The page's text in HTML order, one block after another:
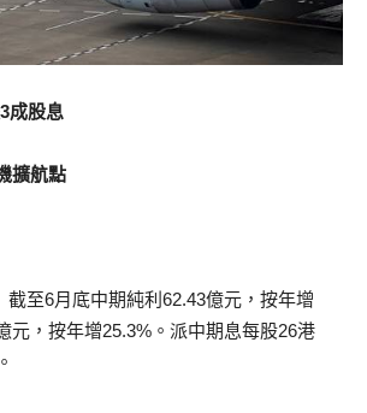
成股息
擴航點
截至6月底中期純利62.43億元，按年增
元，按年增25.3%。派中期息每股26港